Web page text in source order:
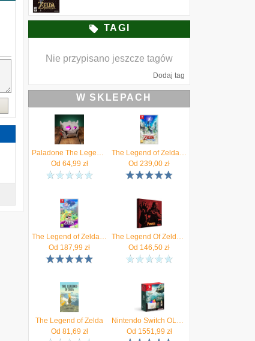
TAGI
Nie przypisano jeszcze tagów
Dodaj tag
W SKLEPACH
Paladone The Legend of Zelda Bokoblin Chest Light with Sound PP8054NN
Od 64,99 zł
The Legend of Zelda Skyward Sword HD (Gra NS)
Od 239,00 zł
The Legend of Zelda Echoes of Wisdom (Gra NS)
Od 187,99 zł
The Legend Of Zelda - obraz na płótnie 40x40cm
Od 146,50 zł
The Legend of Zelda
Od 81,69 zł
Nintendo Switch OLED Model The Legend of Zelda: Tears of the Kingdom Edition
Od 1551,99 zł